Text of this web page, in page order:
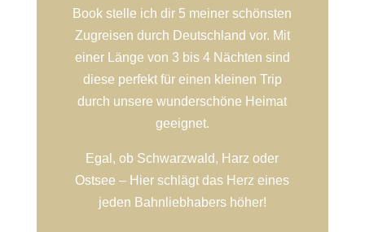
Book stelle ich dir 5 meiner schönsten
Zugreisen durch Deutschland vor. Mit
einer Länge von 3 bis 4 Nächten sind
diese perfekt für einen kleinen Trip
durch unsere wunderschöne Heimat
geeignet.
Egal, ob Schwarzwald, Harz oder
Ostsee – Hier schlägt das Herz eines
jeden Bahnliebhabers höher!